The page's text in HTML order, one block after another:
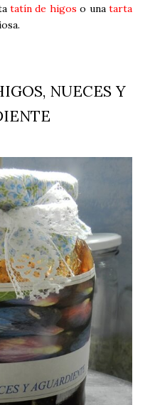
tatín de higos o unatarta
NUECES Y